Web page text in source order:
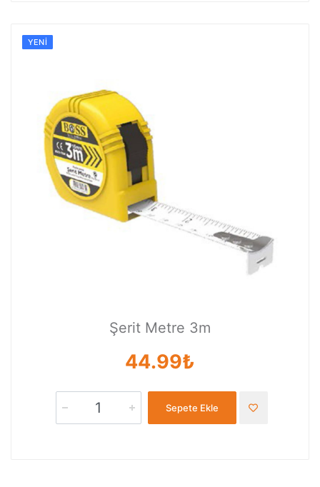
YENI
Şerit Metre 3m
44.99₺
Sepete Ekle